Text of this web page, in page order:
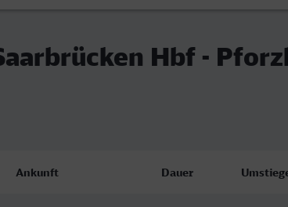
Hbf -
Ankunft Dauer